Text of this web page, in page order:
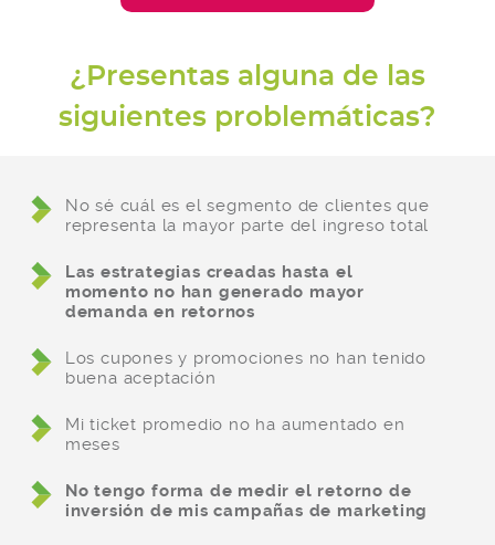
¿Presentas alguna de las
siguientes problemáticas?
No sé cuál es el segmento de clientes que
representa la mayor parte del ingreso total
Las estrategias creadas hasta el
momento no han generado mayor
demanda en retornos
Los cupones y promociones no han tenido
buena aceptación
Mi ticket promedio no ha aumentado en
meses
No tengo forma de medir el retorno de
inversión de mis campañas de marketing